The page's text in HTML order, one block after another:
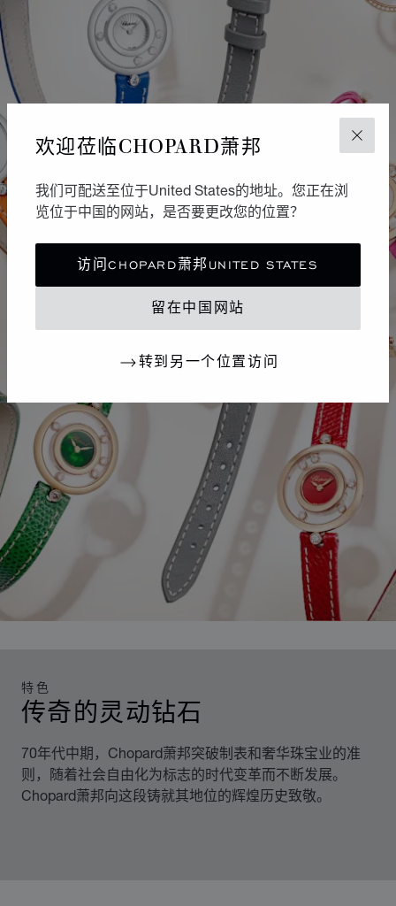
关闭
欢迎莅临CHOPARD萧邦
我们可配送至位于United States的地址。您正在浏
览位于中国的网站，是否要更改您的位置？
访问CHOPARD萧邦UNITED STATES
留在中国网站
转到另一个位置访问
特色
传奇的灵动钻石
70年代中期，Chopard萧邦突破制表和奢华珠宝业的准
则，随着社会自由化为标志的时代变革而不断发展。
Chopard萧邦向这段铸就其地位的辉煌历史致敬。